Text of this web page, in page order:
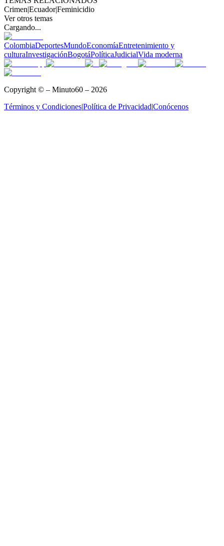
Crimen|Ecuador|Feminicidio
Ver otros temas
Cargando...
ColombiaDeportesMundoEconomíaEntretenimiento y
culturaInvestigaciónBogotáPolíticaJudicialVida moderna
Copyright © – Minuto60 – 2026
Términos y Condiciones|Política de Privacidad|Conócenos